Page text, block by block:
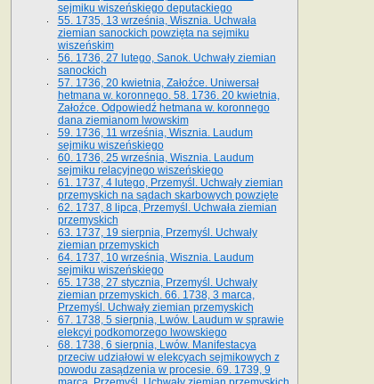
sejmiku wiszeńskiego deputackiego
55. 1735, 13 września, Wisznia. Uchwała
ziemian sanockich powzięta na sejmiku
wiszeńskim
56. 1736, 27 lutego, Sanok. Uchwały ziemian
sanockich
57. 1736, 20 kwietnia, Załoźce. Uniwersał
hetmana w. koronnego. 58. 1736. 20 kwietnia,
Załoźce. Odpowiedź hetmana w. koronnego
dana ziemianom lwowskim
59. 1736, 11 września, Wisznia. Laudum
sejmiku wiszeńskiego
60. 1736, 25 września, Wisznia. Laudum
sejmiku relacyjnego wiszeńskiego
61. 1737, 4 lutego, Przemyśl. Uchwały ziemian
przemyskich na sądach skarbowych powzięte
62. 1737, 8 lipca, Przemyśl. Uchwała ziemian
przemyskich
63. 1737, 19 sierpnia, Przemyśl. Uchwały
ziemian przemyskich
64. 1737, 10 września, Wisznia. Laudum
sejmiku wiszeńskiego
65. 1738, 27 stycznia, Przemyśl. Uchwały
ziemian przemyskich­­. 66. 1738, 3 marca,
Przemyśl. Uchwały ziemian przemyskich­
67. 1738, 5 sierpnia, Lwów. Laudum w sprawie
elekcyi podkomorzego lwowskiego
68. 1738, 6 sierpnia, Lwów. Manifestacya
przeciw udziałowi w elekcyach sejmikowych z
powodu zasądzenia w procesie. 69. 1739, 9